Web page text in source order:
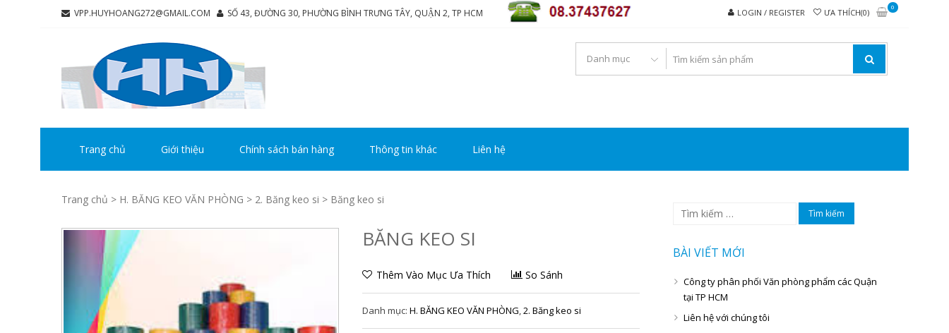
Skip
Skip
VPP.HUYHOANG272@GMAIL.COM SỐ 43, ĐƯỜNG 30, PHƯỜNG BÌNH TRƯNG TÂY, QUẬN 2, TP HCM LOGIN / REGISTER ƯA THÍCH(0)
0
Trang chủ Giới thiệu Chính sách bán hàng Thông tin khác Liên hệ
Trang chủ > H. BĂNG KEO VĂN PHÒNG > 2. Băng keo si > Băng keo si
BĂNG KEO SI
Thêm Vào Mục Ưa Thích So Sánh
Danh mục: H. BĂNG KEO VĂN PHÒNG,2. Băng keo si
Tìm
kiếm
BÀI VIẾT MỚI
Công ty phân phối Văn phòng phẩm các Quận
tại TP HCM
Liên hệ với chúng tôi